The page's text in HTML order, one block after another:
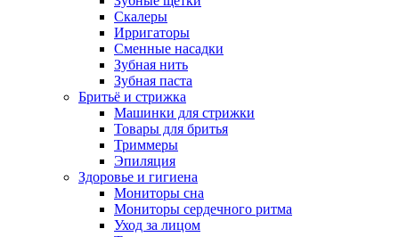
Скалеры
Ирригаторы
Сменные насадки
Зубная нить
Зубная паста
Бритьё и стрижка
Машинки для стрижки
Товары для бритья
Триммеры
Эпиляция
Здоровье и гигиена
Мониторы сна
Мониторы сердечного ритма
Уход за лицом